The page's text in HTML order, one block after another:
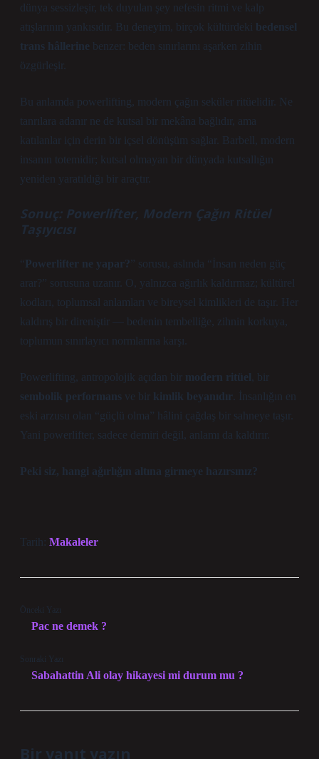
dünya sessizleşir, tek duyulan şey nefesin ritmi ve kalp
atışlarının yankısıdır. Bu deneyim, birçok kültürdeki bedensel
trans hâllerine benzer: beden sınırlarını aşarken zihin
özgürleşir.
Bu anlamda powerlifting, modern çağın seküler ritüelidir. Ne
tanrılara adanır ne de kutsal bir mekâna bağlıdır, ama
katılanlar için derin bir içsel dönüşüm sağlar. Barbell, modern
insanın totemidir; kutsal olmayan bir dünyada kutsallığın
yeniden yaratıldığı bir araçtır.
Sonuç: Powerlifter, Modern Çağın Ritüel
Taşıyıcısı
“Powerlifter ne yapar?” sorusu, aslında “İnsan neden güç
arar?” sorusuna uzanır. O, yalnızca ağırlık kaldırmaz; kültürel
kodları, toplumsal anlamları ve bireysel kimlikleri de taşır. Her
kaldırış bir direniştir — bedenin tembelliğe, zihnin korkuya,
toplumun sınırlayıcı normlarına karşı.
Powerlifting, antropolojik açıdan bir modern ritüel, bir
sembolik performans ve bir kimlik beyanıdır
. İnsanlığın en
eski arzusu olan “güçlü olma” hâlini çağdaş bir sahneye taşır.
Yani powerlifter, sadece demiri değil, anlamı da kaldırır.
Peki siz, hangi ağırlığın altına girmeye hazırsınız?
Tarih: Makaleler
Önceki Yazı
Pac ne demek ?
Sonraki Yazı
Sabahattin Ali olay hikayesi mi durum mu ?
Bir yanıt yazın